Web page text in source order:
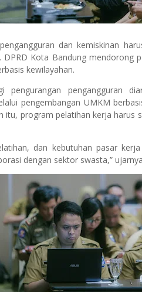
dan kemiskinan
Kota Bandung mendorong
kewilayahan.
pengurangan pengangguran
pengembangan UMKM
itu, program pelatihan kerja harus
dan kebutuhan pasar
dengan sektor swasta,”